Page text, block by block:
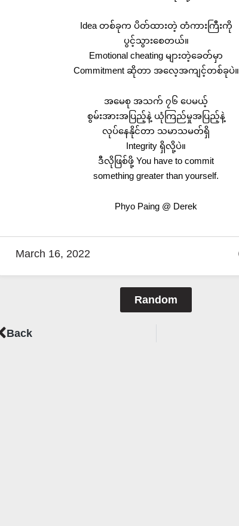
Idea တစ်ခုက ပိတ်ထားတဲ့ တံကားကြီးကို
ပွင့်သွားစေတယ်။
Emotional cheating များတဲ့ခေတ်မှာ
Commitment ဆိုတာ အလေ့အကျင့်တစ်ခုပဲ။
အမေစု အသက် ၇၆ ပေမယ့်
စွမ်းအားအပြည့်နဲ့ ယုံကြည်မှုအပြည့်နဲ့
လုပ်နေနိုင်တာ သမာသမတ်ရှိ
Integrity ရှိလို့ပဲ။
ဒီလိုဖြစ်ဖို့ You have to commit
something greater than yourself.
Phyo Paing @ Derek
March 16, 2022
Random
Back